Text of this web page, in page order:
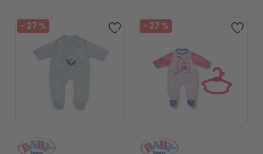
Zur Wunschliste hinzufügen
- 27 % Zur
- 27 %